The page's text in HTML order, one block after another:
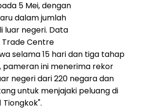
5 Mei, dengan
dalam jumlah
luar negeri. Data
Trade Centre
selama 15 hari dan tiga tahap
pameran ini menerima rekor
negeri dari 220 negara dan
untuk menjajaki peluang di
Tiongkok".